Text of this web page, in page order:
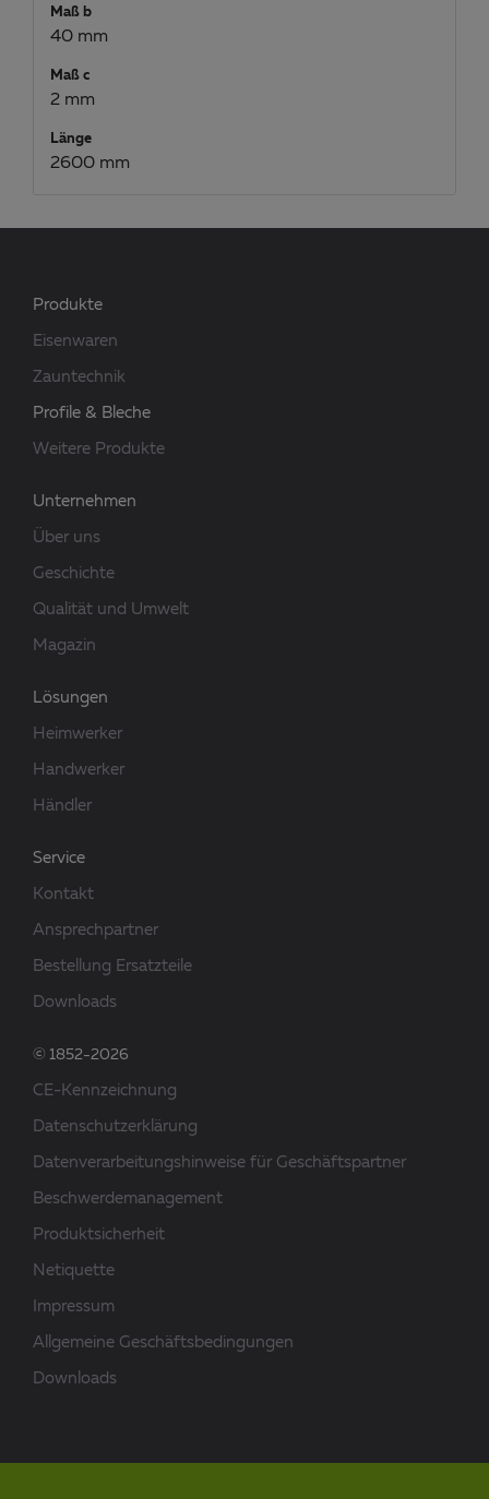
Maß b
40 mm
Maß c
2 mm
Länge
2600 mm
Produkte
Eisenwaren
Zauntechnik
Profile & Bleche
Weitere Produkte
Unternehmen
Über uns
Geschichte
Qualität und Umwelt
Magazin
Lösungen
Heimwerker
Handwerker
Händler
Service
Kontakt
Ansprechpartner
Bestellung Ersatzteile
Downloads
© 1852-2026
CE-Kennzeichnung
Datenschutzerklärung
Datenverarbeitungshinweise für Geschäftspartner
Beschwerdemanagement
Produktsicherheit
Netiquette
Impressum
Allgemeine Geschäftsbedingungen
Downloads